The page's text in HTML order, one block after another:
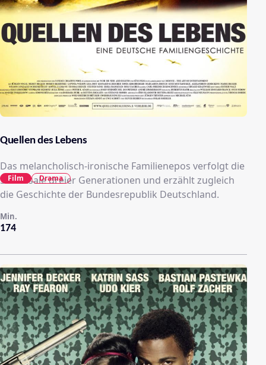
Quellen des Lebens
Das melancholisch-ironische Familienepos verfolgt die
Schicksale dreier Generationen und erzählt zugleich
die Geschichte der Bundesrepublik Deutschland.
174
Min.
Film Drama